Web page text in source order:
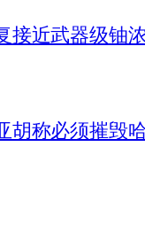
接近武器级铀
胡称必须摧毁